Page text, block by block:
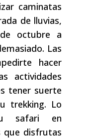
caminatas
de lluvias,
octubre a
Las
hacer
actividades
tener suerte
trekking. Lo
safari en
que disfrutas